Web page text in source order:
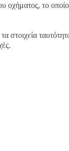
οχήματος, το
στοιχεία